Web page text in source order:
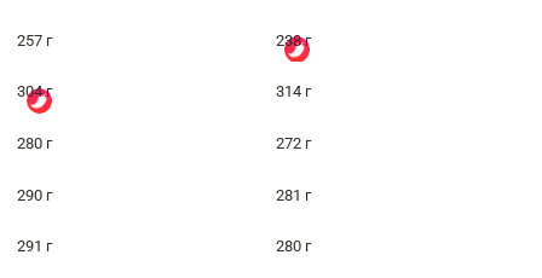
257 г 238 г
304 г 314 г
280 г 272 г
290 г 281 г
291 г 280 г